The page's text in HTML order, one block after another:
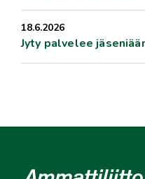
18.6.2026
Jyty palvelee